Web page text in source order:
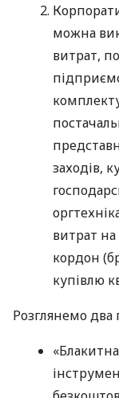
можна
витрат,
заходів,
витрат на
кордон
купівлю
Розглянемо два